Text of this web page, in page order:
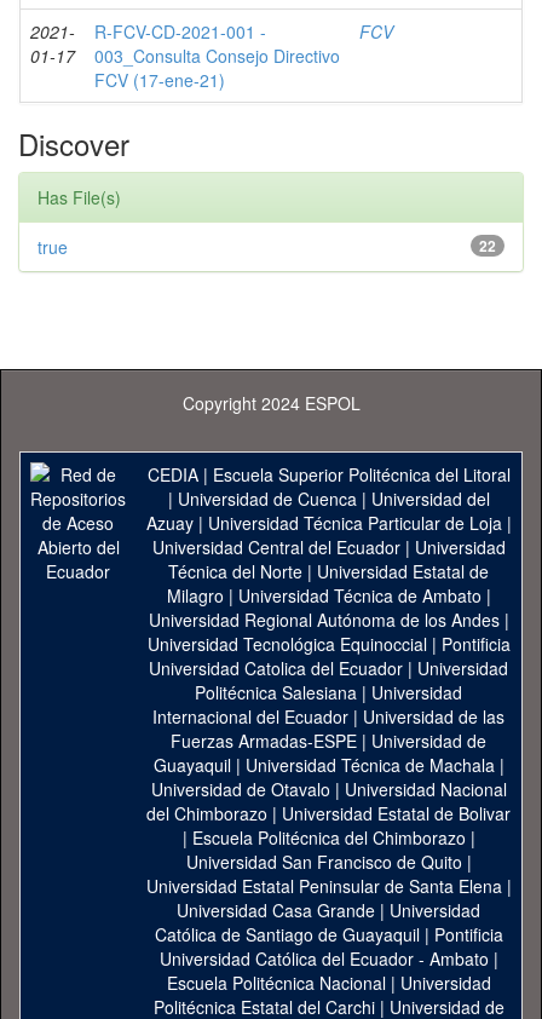
2021-
01-17
R-FCV-CD-2021-001 -
003_Consulta Consejo Directivo
FCV (17-ene-21)
FCV
Discover
Has File(s)
22
true
Copyright 2024 ESPOL
CEDIA| Escuela Superior Politécnica del Litoral
| Universidad de Cuenca| Universidad del
Azuay| Universidad Técnica Particular de Loja|
Universidad Central del Ecuador| Universidad
Técnica del Norte | Universidad Estatal de
Milagro | Universidad Técnica de Ambato |
Universidad Regional Autónoma de los Andes|
Universidad Tecnológica Equinoccial| Pontificia
Universidad Catolica del Ecuador | Universidad
Politécnica Salesiana | Universidad
Internacional del Ecuador | Universidad de las
Fuerzas Armadas-ESPE | Universidad de
Guayaquil| Universidad Técnica de Machala|
Universidad de Otavalo | Universidad Nacional
del Chimborazo | Universidad Estatal de Bolivar
| Escuela Politécnica del Chimborazo |
Universidad San Francisco de Quito |
Universidad Estatal Peninsular de Santa Elena|
Universidad Casa Grande | Universidad
Católica de Santiago de Guayaquil| Pontificia
Universidad Católica del Ecuador - Ambato |
Escuela Politécnica Nacional| Universidad
Politécnica Estatal del Carchi| Universidad de